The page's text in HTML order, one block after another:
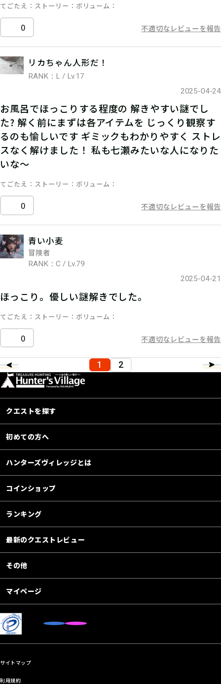
てごたえ ストーリー ボリューム
0 不適切なレビューを報告
リカちゃん人形だ！
RANK：L / Lv.17
2025-04-24
お風呂でほっこりする程度の 解きやすい謎でし
た? 解く前にまずは各アイテムを じっくり観察す
るのも愉しいです ギミックもわかりやすく ストレ
スなく解けました！ 私も七瀬みたいな人になりた
いな〜
てごたえ ストーリー ボリューム
0 不適切なレビューを報告
青い小麦
冒険者
RANK：C / Lv.79
2025-04-21
ほっこり。優しい謎解きでした。
てごたえ ストーリー ボリューム
0 不適切なレビューを報告
1 2
クエストを探す
初めての方へ
ハンターズヴィレッジとは
コインショップ
ランキング
最新のクエストレビュー
その他
マイページ
サイトマップ
利用規約